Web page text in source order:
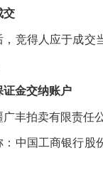
交
竞得人应于成交
证金交纳账户
丰拍卖有限责任
：中国工商银行股